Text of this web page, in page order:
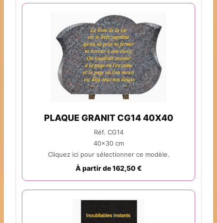
PLAQUE GRANIT CG14 40X40
Réf. CG14
40x30 cm
Cliquez ici pour sélectionner ce modèle.
À partir de 162,50 €